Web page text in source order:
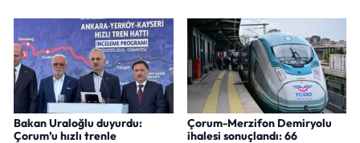
Bakan Uraloğlu duyurdu:
Çorum’u hızlı trenle
Çorum-Merzifon Demiryolu
ihalesi sonuçlandı: 66